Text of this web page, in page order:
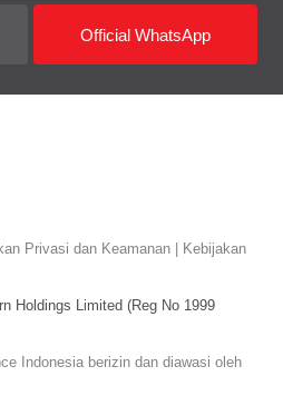
Official WhatsApp
Privasi dan Keamanan|
Kebijakan
Holdings Limited (Reg No 1999
Indonesia berizin dan diawasi oleh